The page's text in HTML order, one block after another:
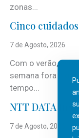
zonas...
Cinco
7 de Agosto, 2026
Com o verão,
semana fora e os
tempo...
NTT DATA
7 de Agosto, 2026